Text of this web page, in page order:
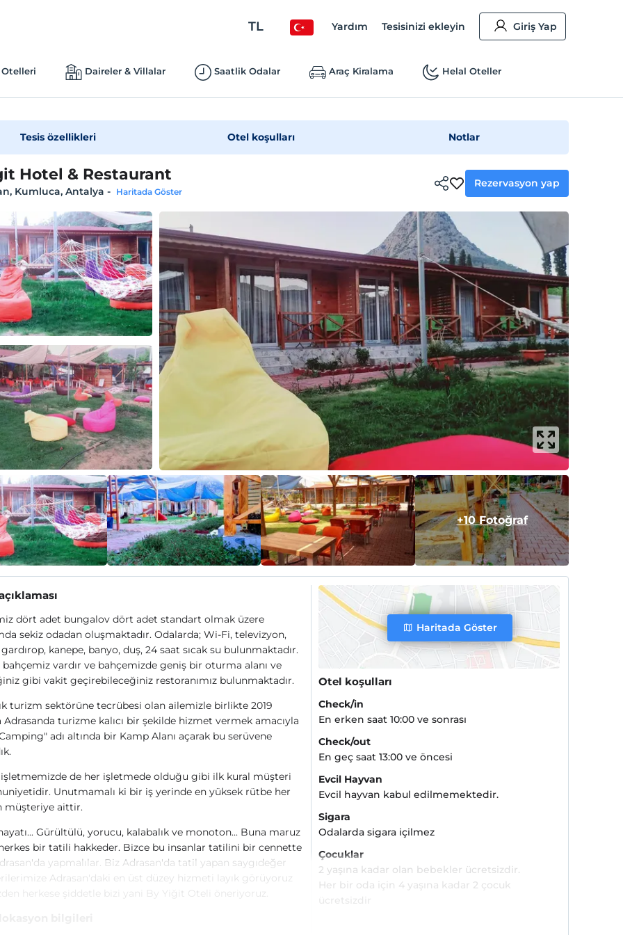
TL Yardım Tesisinizi ekleyin Giriş Yap
Daireler & Villalar Saatlik Odalar Araç Kiralama Helal Oteller
Tesis özellikleri Otel koşulları Notlar
Hotel & Restaurant
Kumluca, Antalya - Haritada Göster
Rezervasyon yap
+10 Fotoğraf
dört adet bungalov dört adet standart olmak üzere
sekiz odadan oluşmaktadır. Odalarda; Wi-Fi, televizyon,
kanepe, banyo, duş, 24 saat sıcak su bulunmaktadır.
bahçemiz vardır ve bahçemizde geniş bir oturma alanı ve
gibi vakit geçirebileceğiniz restoranımız bulunmaktadır.
turizm sektörüne tecrübesi olan ailemizle birlikte 2019
Adrasanda turizme kalıcı bir şekilde hizmet vermek amacıyla
adı altında bir Kamp Alanı açarak bu serüvene
de her işletmede olduğu gibi ilk kural müşteri
Unutmamalı ki bir iş yerinde en yüksek rütbe her
müşteriye aittir.
Gürültülü, yorucu, kalabalık ve monoton... Buna maruz
bir tatili hakkeder. Bizce bu insanlar tatilini bir cennette
yapmalılar. Biz Adrasan'da tatil yapan saygıdeğer
Adrasan'daki en üst düzey hizmeti layık görüyoruz
herkese şiddetle bizi yani By Yiğit Oteli öneriyoruz.
Haritada Göster
Otel koşulları
Check/in
En erken saat 10:00 ve sonrası
Check/out
En geç saat 13:00 ve öncesi
Evcil Hayvan
Evcil hayvan kabul edilmemektedir.
Sigara
Odalarda sigara içilmez
Çocuklar
2 yaşına kadar olan bebekler ücretsizdir.
Her bir oda için 4 yaşına kadar 2 çocuk
ücretsizdir